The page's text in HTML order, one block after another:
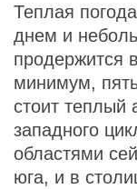
Теплая
днем и
продержится
минимум,
стоит
западного
областями
юга, и в